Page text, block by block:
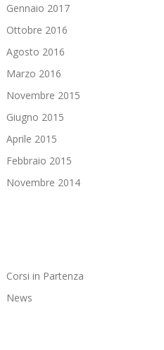
Gennaio 2017
Ottobre 2016
Agosto 2016
Marzo 2016
Novembre 2015
Giugno 2015
Aprile 2015
Febbraio 2015
Novembre 2014
Corsi in Partenza
News